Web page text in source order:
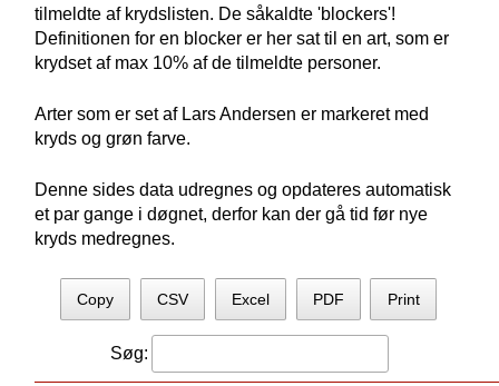
tilmeldte af krydslisten. De såkaldte 'blockers'!
Definitionen for en blocker er her sat til en art, som er
krydset af max 10% af de tilmeldte personer.
Arter som er set af Lars Andersen er markeret med
kryds og grøn farve.
Denne sides data udregnes og opdateres automatisk
et par gange i døgnet, derfor kan der gå tid før nye
kryds medregnes.
Copy CSV Excel PDF Print
Søg: